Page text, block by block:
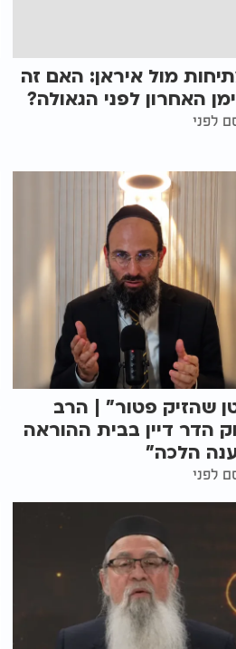
מול איראן: האם זה
האחרון לפני הגאולה?
לפני
שהזיק פטור" | הרב
הדר דיין בבית ההוראה
הלכה"
לפני